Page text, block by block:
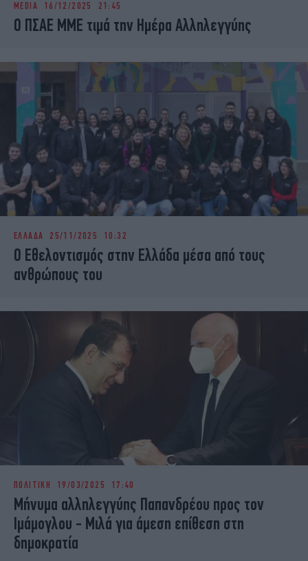
iBOOKS
OSCARS
THE OCEAN
NEWSLETTER
MEDIA 16/12/2025 21:45
Ο ΠΣΑΕ ΜΜΕ τιμά την Hμέρα Αλληλεγγύης
ΕΛΛΑΔΑ 25/11/2025 10:32
Ο Εθελοντισμός στην Ελλάδα μέσα από τους
ανθρώπους του
ΠΟΛΙΤΙΚΗ 19/03/2025 17:40
Μήνυμα αλληλεγγύης Παπανδρέου προς τον
Ιμάμογλου - Μιλά για άμεση επίθεση στη
δημοκρατία